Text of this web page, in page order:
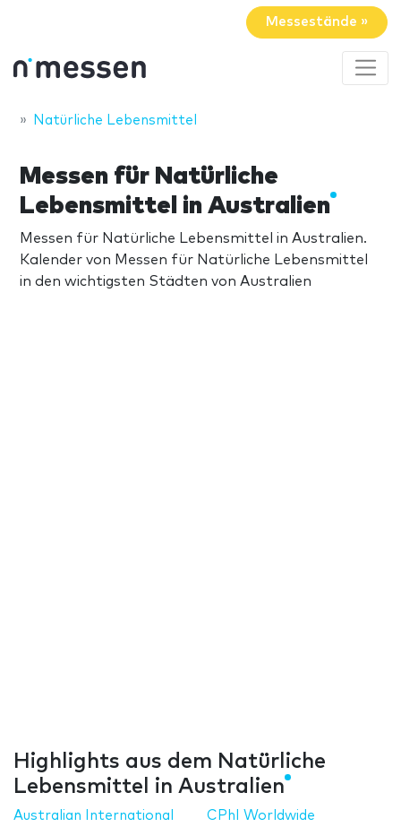
Messestände »
Natürliche Lebensmittel
Messen für Natürliche
Lebensmittel in Australien
Messen für Natürliche Lebensmittel in Australien.
Kalender von Messen für Natürliche Lebensmittel
in den wichtigsten Städten von Australien
Highlights aus dem Natürliche
Lebensmittel in Australien
Australian International
CPhI Worldwide